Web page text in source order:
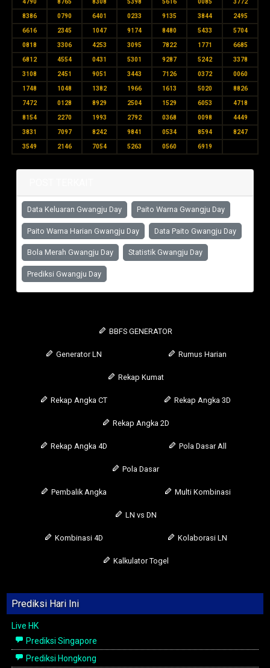
4790 8765 8308 5398 5616 0085 3772
8386 0790 6401 0233 9135 3844 2495
6616 2345 1047 9174 8480 5433 5704
0818 3306 4253 3095 7822 1771 6685
6812 4554 0431 5301 9287 5242 3378
3108 2451 9051 3443 7126 0372 0060
1748 1048 1382 1966 1613 5020 8826
7472 0128 8929 2504 1529 6053 4718
8154 2270 1993 2792 0368 0098 4449
3831 7097 8242 9841 0534 8594 8247
3549 2146 7054 5263 0560 6919
Data Keluaran Gwangju Day Paito Warna Gwangju Day
Paito Warna Harian Gwangju Day Data Paito Gwangju Day
Bola Merah Gwangju Day Statistik Gwangju Day
Prediksi Gwangju Day
BBFS GENERATOR
Generator LN Rumus Harian
Rekap Kumat
Rekap Angka CT Rekap Angka 3D
Rekap Angka 2D
Rekap Angka 4D Pola Dasar All
Pola Dasar
Pembalik Angka Multi Kombinasi
LN vs DN
Kombinasi 4D Kolaborasi LN
Kalkulator Togel
Prediksi Hari Ini
Live HK
Prediksi Singapore
Prediksi Hongkong